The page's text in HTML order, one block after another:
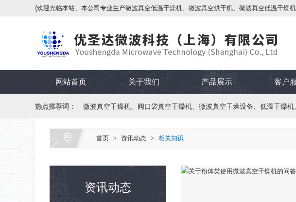
{欢迎光临本站、本公司专业生产微波真空低温干燥机、微波真空烘干机、微波真空低温干燥
网站首页 关于我们 产品展示 客户
热点推荐词： 微波真空干燥机、阀口袋真空干燥机、微波真空干燥设备、低温干燥
首页 > 资讯动态 > 相关知识
资讯动态